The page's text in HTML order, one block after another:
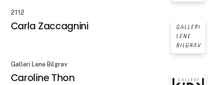
2112
Carla Zaccagnini
Galleri Lene Bilgrav
Caroline Thon